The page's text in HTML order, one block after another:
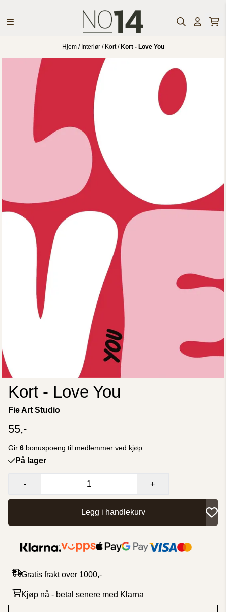
Hjem / Interiør / Kort/Kort - Love You
Kort - Love You
Fie Art Studio
55,-
Gir 6 bonuspoeng til medlemmer ved kjøp
På lager
- +
Legg i handlekurv
Gratis frakt over 1000,-
Kjøp nå - betal senere med Klarna